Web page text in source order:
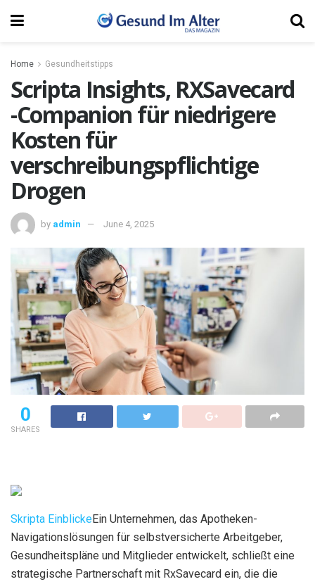
Home Gesundheitstipps
Scripta Insights, RXSavecard
-Companion für niedrigere
Kosten für
verschreibungspflichtige
Drogen
by admin June 4, 2025
0
SHARES
Skripta EinblickeEin Unternehmen, das Apotheken-
Navigationslösungen für selbstversicherte Arbeitgeber,
Gesundheitspläne und Mitglieder entwickelt, schließt eine
strategische Partnerschaft mit RxSavecard ein, die die